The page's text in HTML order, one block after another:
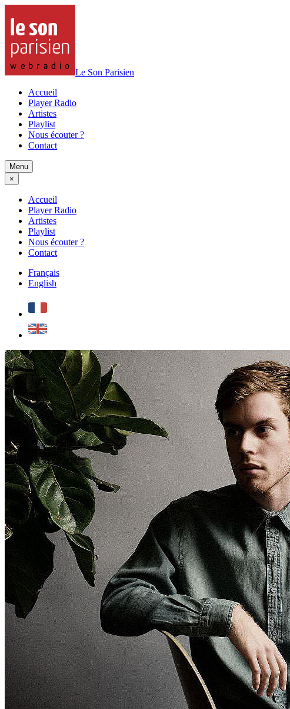
Le Son Parisien
Accueil
Player Radio
Artistes
Playlist
Nous écouter ?
Contact
Menu
×
Accueil
Player Radio
Artistes
Playlist
Nous écouter ?
Contact
Français
English